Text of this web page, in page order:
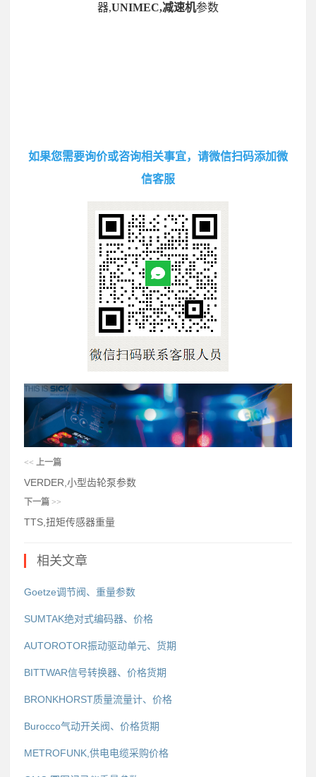
器,UNIMEC,减速机参数
如果您需要询价或咨询相关事宜，请微信扫码添加微
信客服
<< 上一篇
VERDER,小型齿轮泵参数
下一篇 >>
TTS,扭矩传感器重量
相关文章
Goetze调节阀、重量参数
SUMTAK绝对式编码器、价格
AUTOROTOR振动驱动单元、货期
BITTWAR信号转换器、价格货期
BRONKHORST质量流量计、价格
Burocco气动开关阀、价格货期
METROFUNK,供电电缆采购价格